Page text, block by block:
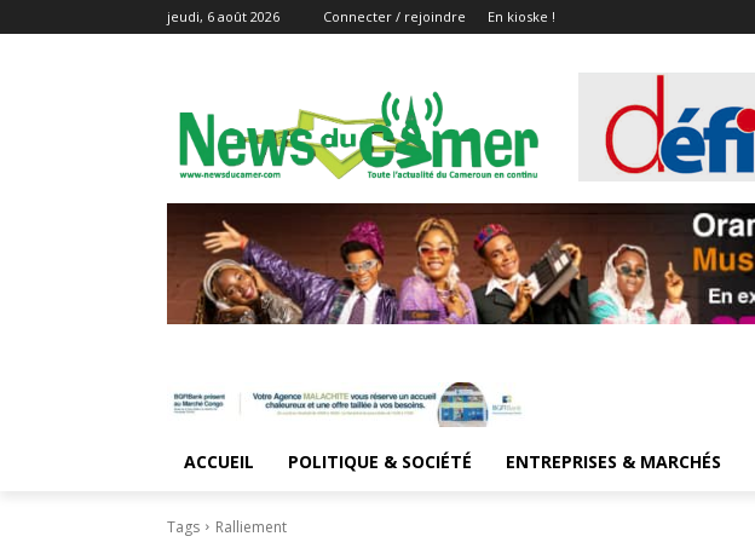
jeudi, 6 août 2026 Connecter / rejoindre En kioske !
ACCUEIL POLITIQUE & SOCIÉTÉ ENTREPRISES & MARCHÉS
Tags Ralliement